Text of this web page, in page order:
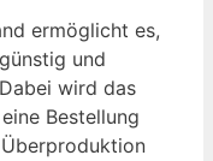
ermöglicht es,
‌und
wird das
Bestellung